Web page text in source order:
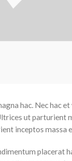
hac. Nec hac
ut parturient
inceptos massa